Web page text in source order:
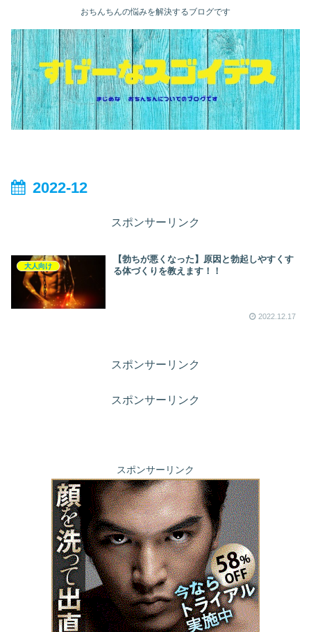
おちんちんの悩みを解決するブログです
2022-12
スポンサーリンク
大人向け
【勃ちが悪くなった】原因と勃起しやすくす
る体づくりを教えます！！
2022.12.17
スポンサーリンク
スポンサーリンク
スポンサーリンク